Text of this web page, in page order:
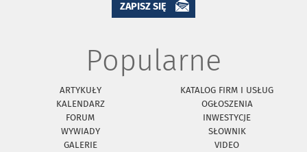
ZAPISZ SIĘ
Popularne
ARTYKUŁY
KATALOG FIRM I USŁUG
KALENDARZ
OGŁOSZENIA
FORUM
INWESTYCJE
WYWIADY
SŁOWNIK
GALERIE
VIDEO